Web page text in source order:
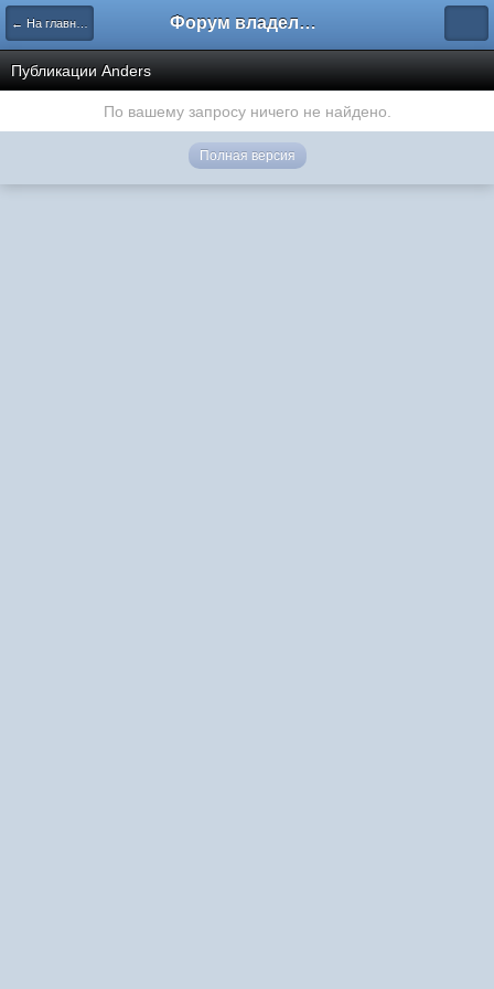
← На главную Форум владельцев интернет-магазинов
Публикации Anders
По вашему запросу ничего не найдено.
Полная версия